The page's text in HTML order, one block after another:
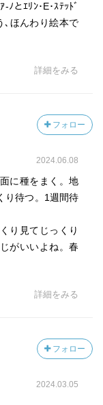
ﾉとｴﾘﾝ･E･ｽﾃｯﾄﾞ
､ほんわり絵本で
詳細をみる
フォロー
2024.06.08
に種をまく。地
り待つ。1週間待
り見てじっくり
がいいよね。春
詳細をみる
フォロー
2024.03.05